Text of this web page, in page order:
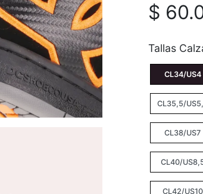
$
Tallas
CL34/US4
CL35,5/
CL38/US7
CL40/
CL42/US10